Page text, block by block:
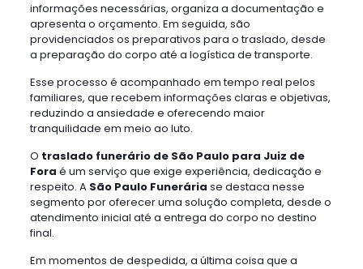
informações necessárias, organiza a documentação e
apresenta o orçamento. Em seguida, são
providenciados os preparativos para o traslado, desde
a preparação do corpo até a logística de transporte.
Esse processo é acompanhado em tempo real pelos
familiares, que recebem informações claras e objetivas,
reduzindo a ansiedade e oferecendo maior
tranquilidade em meio ao luto.
O traslado funerário de São Paulo para Juiz de
Fora é um serviço que exige experiência, dedicação e
respeito. A São Paulo Funerária se destaca nesse
segmento por oferecer uma solução completa, desde o
atendimento inicial até a entrega do corpo no destino
final.
Em momentos de despedida, a última coisa que a